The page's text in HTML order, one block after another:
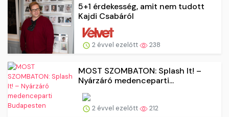
5+1 érdekesség, amit nem tudott
Kajdi Csabáról
2 évvel ezelőtt 238
MOST SZOMBATON: Splash It! –
Nyárzáró medenceparti...
2 évvel ezelőtt 212